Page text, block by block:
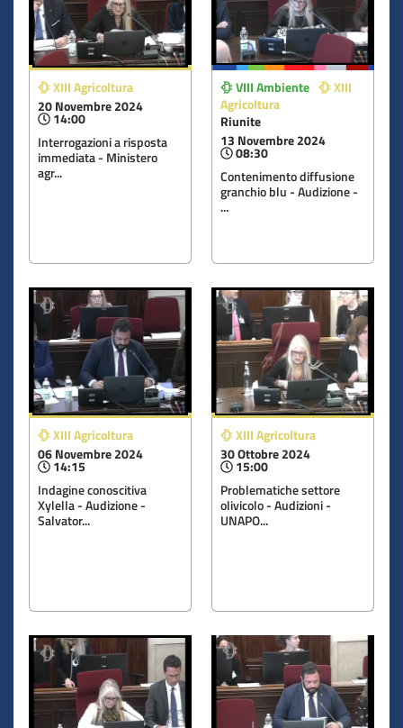
XIII Agricoltura
20 Novembre 2024
14:00
Interrogazioni a risposta
immediata - Ministero
agr...
VIII Ambiente
XIII
Agricoltura
Riunite
13 Novembre 2024
08:30
Contenimento diffusione
granchio blu - Audizione -
...
XIII Agricoltura
06 Novembre 2024
14:15
Indagine conoscitiva
Xylella - Audizione -
Salvator...
XIII Agricoltura
30 Ottobre 2024
15:00
Problematiche settore
olivicolo - Audizioni -
UNAPO...